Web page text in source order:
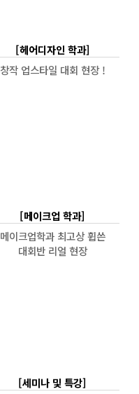
[헤어디자인 학과]
창작 업스타일 대회 현장 !
[메이크업 학과]
메이크업학과 최고상 휩쓴
대회반 리얼 현장
[세미나 및 특강]